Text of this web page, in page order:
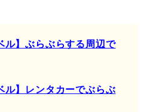
ル】ぶらぶらする周辺で
ル】レンタカーでぶらぶ